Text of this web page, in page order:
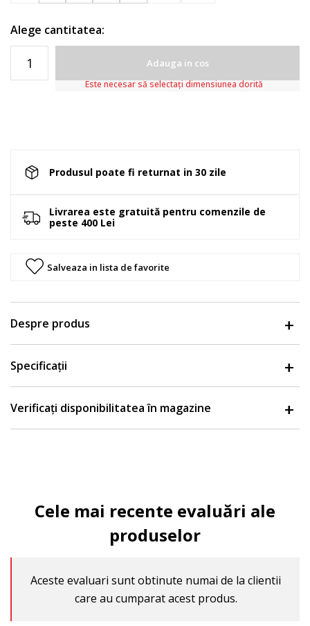
Alege cantitatea:
Adauga in cos
Este necesar să selectați dimensiunea dorită
Produsul poate fi returnat in 30 zile
Livrarea este gratuită pentru comenzile de
peste 400 Lei
Salveaza in lista de favorite
Despre produs
Specificații
Verificați disponibilitatea în magazine
Cele mai recente evaluări ale
produselor
Aceste evaluari sunt obtinute numai de la clientii
care au cumparat acest produs.